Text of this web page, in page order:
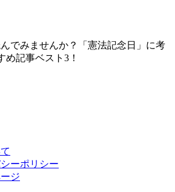
でみませんか？「憲法記念日」に考
め記事ベスト3！
ーポリシー
ジ